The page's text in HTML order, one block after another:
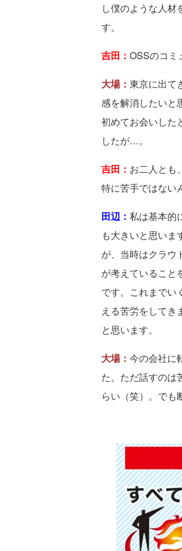
し僕のような人材
す。
吉田： OSSのコミ
大場： 東京に出て
感を解消したいと
初めてお会いした
したが…。
吉田： お二人とも
特に苦手ではない
田辺： 私は基本的
も大きいと思いま
が、当時はクラウ
が考えていること
です。これまでい
える苦労をして
と思います。
大場： 今の会社に
た。ただ話すのは
らい（笑）。でも